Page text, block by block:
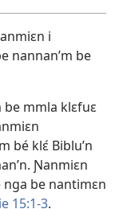
i
nannan’m be
be mmla klɛfuɛ
bé klɛ́ Biblu’n
Ɲanmiɛn
nga be nantimɛn
15:​1-3.